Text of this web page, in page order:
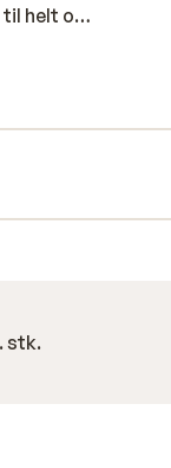
helt op
af
et spil
ligger
stk.